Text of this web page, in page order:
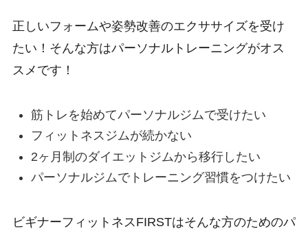
正しいフォームや姿勢改善のエクササイズを受け
たい！そんな方はパーソナルトレーニングがオス
スメです！
筋トレを始めてパーソナルジムで受けたい
フィットネスジムが続かない
2ヶ月制のダイエットジムから移行したい
パーソナルジムでトレーニング習慣をつけたい
ビギナーフィットネスFIRSTはそんな方のためのパ